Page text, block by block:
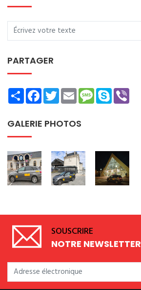
PARTAGER
ShareFacebookTwitterEmailMessage
Skype
GALERIE PHOTOS
SOUSCRIRE
NOTRE NEWSLETTER